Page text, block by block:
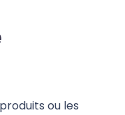
ou les